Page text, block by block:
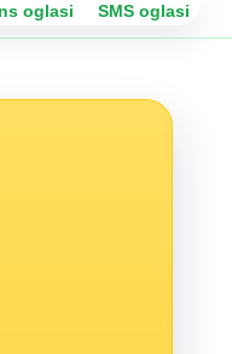
oglasi SMS oglasi